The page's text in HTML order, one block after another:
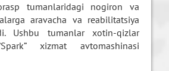
tumanlaridagi nogiron va
aravacha va reabilitatsiya
Ushbu tumanlar xotin-qizlar
xizmat avtomashinasi